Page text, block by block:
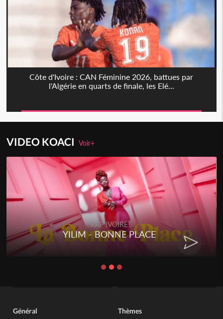
Côte d'Ivoire : CAN Féminine 2026, battues par
l'Algérie en quarts de finale, les Elé...
VIDEO KOACIVoir+
RAP IVOIRE
YILIM - BONNE PLACE
Général Thèmes